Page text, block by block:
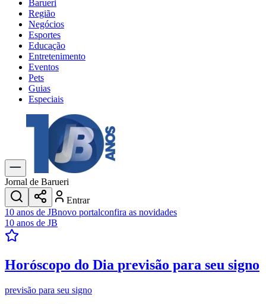
Barueri
Região
Negócios
Esportes
Educação
Entretenimento
Eventos
Pets
Guias
Especiais
Explore Tudo
Últimas Notícias
Previsão do Tempo
Trânsito e Rotas
Dia a Dia & Lazer
Transportes
Gastronomia
Cinema & Shows
JogosNovo
Para Sua Empresa
Anuncie no Portal
Cadastrar Empresa
Divulgar Vagas
Publicidade Legal
Jornal de Barueri
Entrar
10 anos de JBnovo portalconfira as novidades
10 anos de JB
Horóscopo do Dia previsão para seu signo
previsão para seu signo